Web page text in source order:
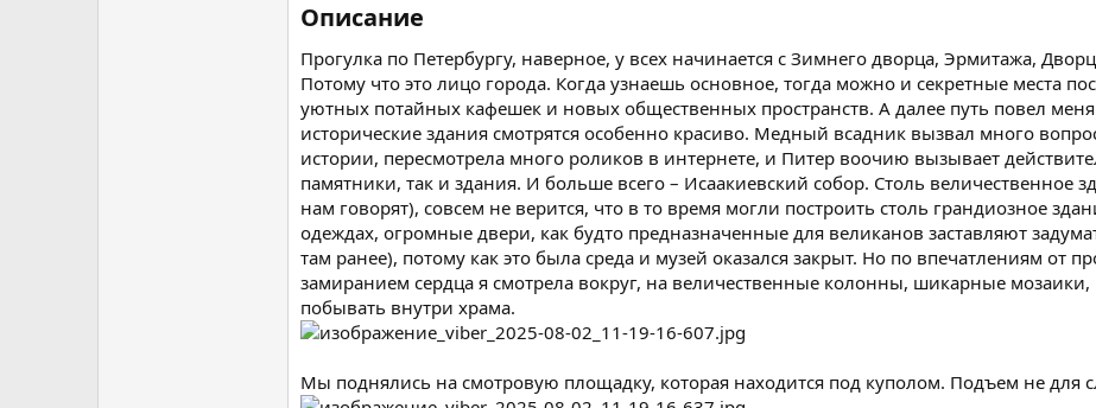
Описание​
Прогулка по Петербургу, наверное, у всех начинается с Зимнего дворца, Эрмитажа,
Потому что это лицо города. Когда узнаешь основное, тогда можно и секретные места
уютных потайных кафешек и новых общественных пространств. А далее путь повел
исторические здания смотрятся особенно красиво. Медный всадник вызвал много
истории, пересмотрела много роликов в интернете, и Питер воочию вызывает
памятники, так и здания. И больше всего – Исаакиевский собор. Столь величественное
нам говорят), совсем не верится, что в то время могли построить столь грандиозное
одеждах, огромные двери, как будто предназначенные для великанов заставляют
там ранее), потому как это была среда и музей оказался закрыт. Но по впечатлениям от
замиранием сердца я смотрела вокруг, на величественные колонны, шикарные
побывать внутри храма.
Мы поднялись на смотровую площадку, которая находится под куполом. Подъем не для